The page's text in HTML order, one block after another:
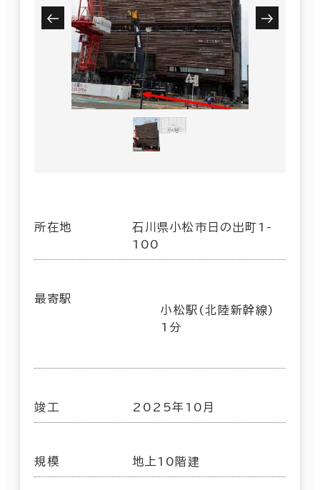
所在地
石川県小松市日の出町1-
100
最寄駅
小松駅(北陸新幹線)
1分
竣工 2025年10月
規模 地上10階建